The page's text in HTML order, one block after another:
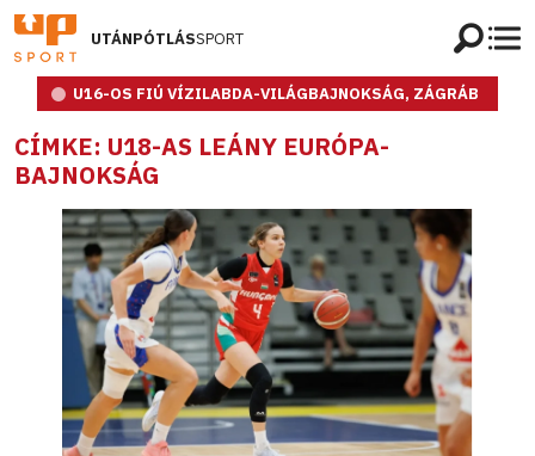
UTÁNPÓTLÁSSPORT
U16-OS FIÚ VÍZILABDA-VILÁGBAJNOKSÁG, ZÁGRÁB
CÍMKE: U18-AS LEÁNY EURÓPA-
BAJNOKSÁG